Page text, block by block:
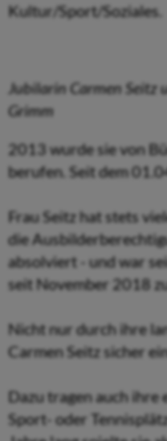
Kultur/Sport/Soziales.
Jubilarin Carmen Seitz
Grimm
2013 wurde sie von
berufen. Seit dem
Frau Seitz hat stets
die
absolviert - und war
seit November 2018
Nicht nur durch ihre
Carmen Seitz sicher
Dazu tragen auch ihre
Sport- oder